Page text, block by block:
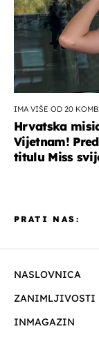
IMA VIŠE OD 20
Hrvatska
Vijetnam!
titulu Miss
NASLOVNICA
ZANIMLJIVOSTI
INMAGAZIN
PRATI NAS: